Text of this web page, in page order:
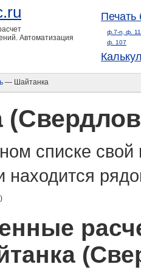
Автоматизация
Печать
ф.7-п, ф.
ф. 107
— Шайтанка
списке
находится